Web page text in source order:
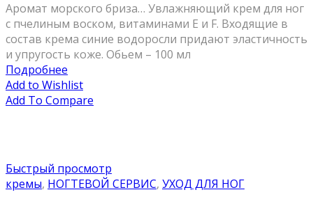
Аромат морского бриза… Увлажняющий крем для ног
с пчелиным воском, витаминами Е и F. Входящие в
состав крема синие водоросли придают эластичность
и упругость коже. Обьем – 100 мл
Подробнее
Add to Wishlist
Add To Compare
Быстрый просмотр
кремы, НОГТЕВОЙ СЕРВИС, УХОД ДЛЯ НОГ